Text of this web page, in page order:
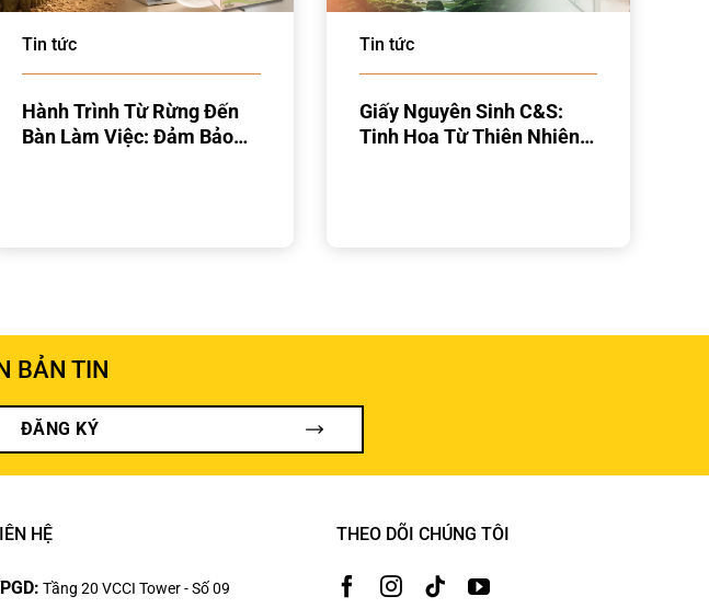
Tin tức
Hành Trình Từ Rừng Đến
Bàn Làm Việc: Đảm Bảo
Tin tức
Giấy Nguyên Sinh C&S:
Tinh Hoa Từ Thiên Nhiên
BẢN TIN
ĐĂNG KÝ
HỆ
Tầng 20 VCCI Tower - Số 09
THEO DÕI CHÚNG TÔI